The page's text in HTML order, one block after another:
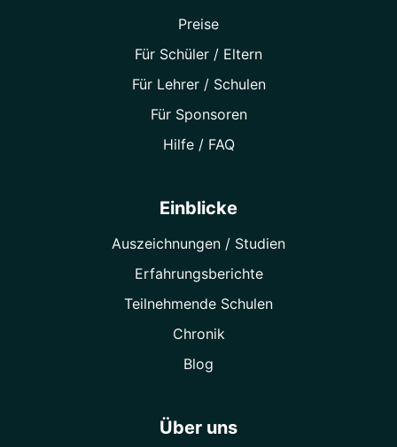
Preise
Für Schüler / Eltern
Für Lehrer / Schulen
Für Sponsoren
Hilfe / FAQ
Einblicke
Auszeichnungen / Studien
Erfahrungsberichte
Teilnehmende Schulen
Chronik
Blog
Über uns